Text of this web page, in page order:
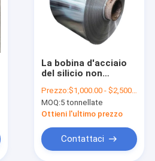
La bobina d'acciaio
del silicio non
bobina elettrica di
Crngo Crgo di nucleo
di ferro dei motori ha
Prezzo:$1,000.00 - $2,500.00/Tons
MOQ:5 tonnellate
Ottieni l'ultimo prezzo
Contattaci